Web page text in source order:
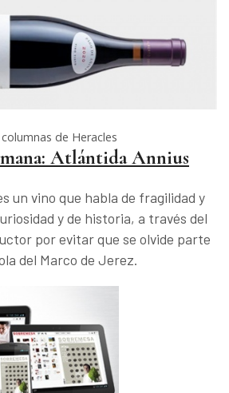
de Heracles
Atlántida Annius
un vino que habla de fragilidad y
y de historia, a través del
por evitar que se olvide parte
del Marco de Jerez.